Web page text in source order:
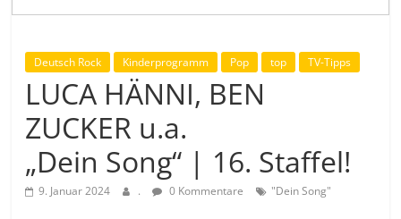
Deutsch Rock Kinderprogramm Pop top TV-Tipps
LUCA HÄNNI, BEN
ZUCKER u.a.
„Dein Song“ | 16. Staffel!
9. Januar 2024 . 0 Kommentare "Dein Song"